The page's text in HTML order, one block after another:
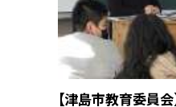
【津島市教育委員